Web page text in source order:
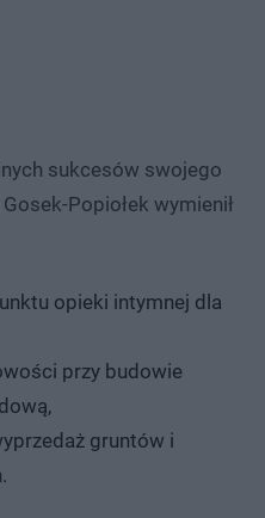
sukcesów swojego
Popiołek wymienił
opieki intymnej dla
przy budowie
gruntów i